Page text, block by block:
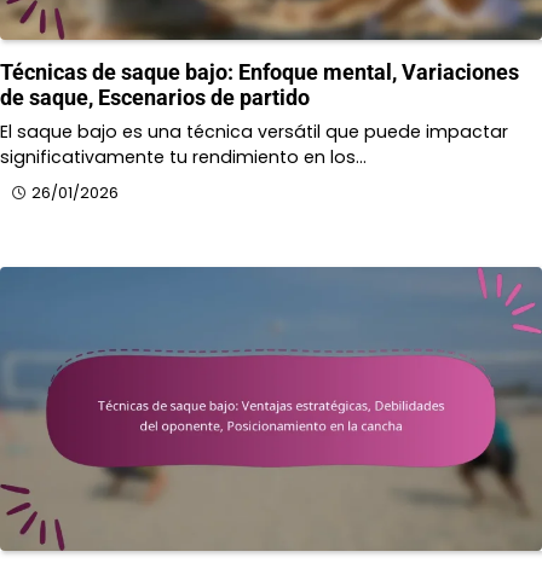
Técnicas de saque bajo: Enfoque mental, Variaciones
de saque, Escenarios de partido
El saque bajo es una técnica versátil que puede impactar
significativamente tu rendimiento en los…
26/01/2026